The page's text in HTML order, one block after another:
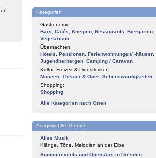
Kategorien
Gastronomie:
Bars
Cafés Kneipen Restaurants Biergärten
Vegetarisch
Übernachten:
Hotels
Pensionen Ferienwohnungen/ -häuser
Jugendherbergen Camping / Caravan
Kultur, Freizeit & Dienstleister:
Museen Theater & Oper Sehenswürdigkeiten
Shopping:
Shopping
Alle Kategorien nach Orten
Ausgewählte Themen
Alles Musik
Klänge, Töne, Melodien an der Elbe
Sommerevents und Open-Airs in Dresden